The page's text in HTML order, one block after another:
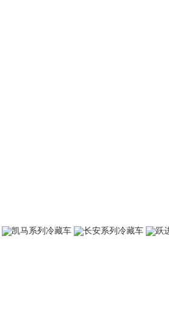
凯马系列冷藏车 长安系列冷藏车 跃